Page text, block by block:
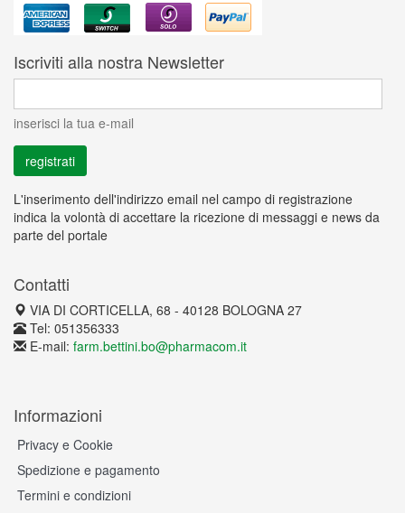
Iscriviti alla nostra Newsletter
inserisci la tua e-mail
L'inserimento dell'indirizzo email nel campo di registrazione
indica la volontà di accettare la ricezione di messaggi e news da
parte del portale
Contatti
VIA DI CORTICELLA, 68 - 40128 BOLOGNA 27
Tel: 051356333
E-mail: farm.bettini.bo@pharmacom.it
Informazioni
Privacy e Cookie
Spedizione e pagamento
Termini e condizioni